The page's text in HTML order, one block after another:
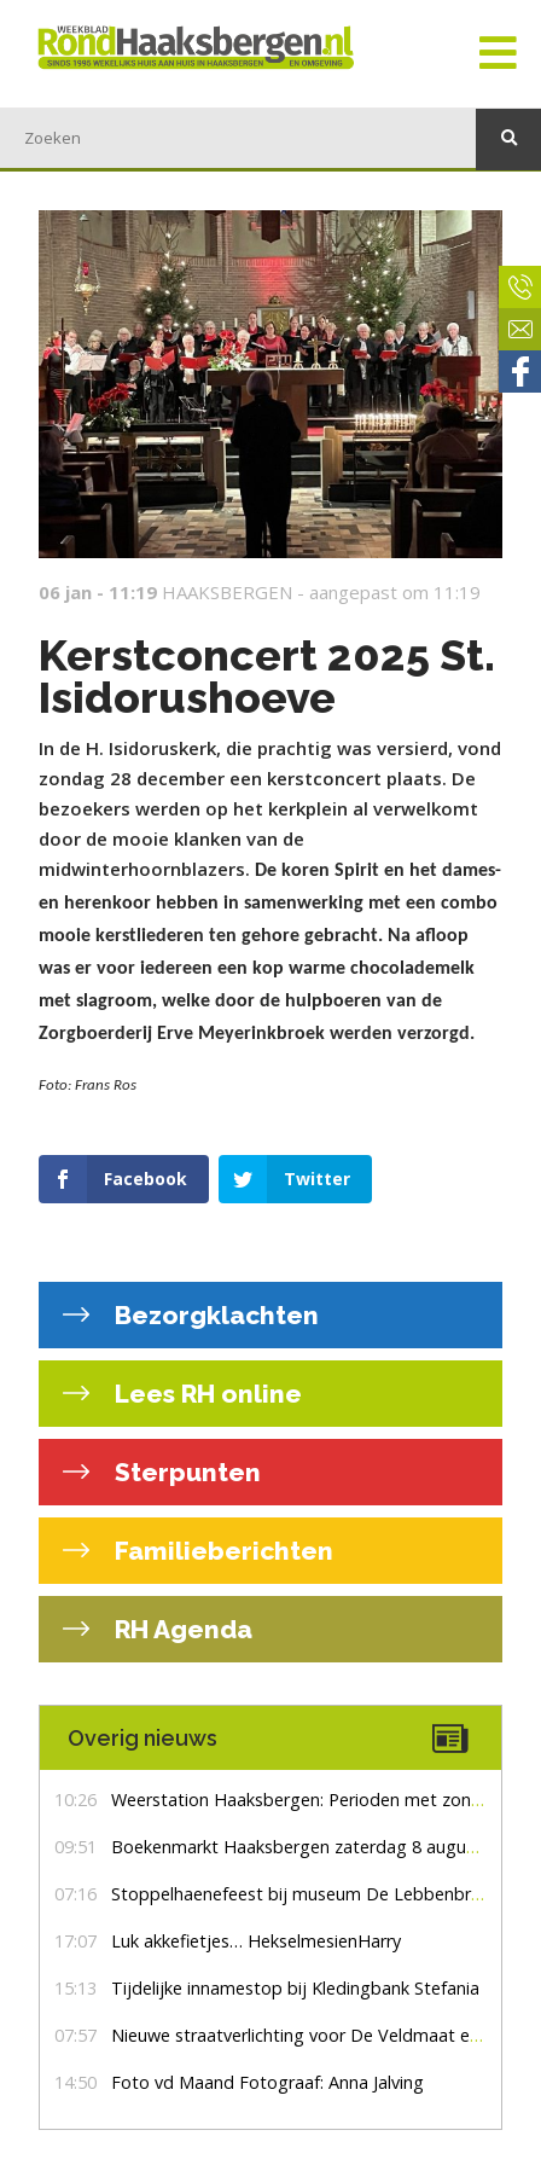
06 jan - 11:19 HAAKSBERGEN - aangepast om 11:19
Kerstconcert 2025 St.
Isidorushoeve
In de H. Isidoruskerk, die prachtig was versierd, vond
zondag 28 december een kerstconcert plaats. De
bezoekers werden op het kerkplein al verwelkomt
door de mooie klanken van de
midwinterhoornblazers. De koren Spirit en het dames-
en herenkoor hebben in samenwerking met een combo
mooie kerstliederen ten gehore gebracht. Na afloop
was er voor iedereen een kop warme chocolademelk
met slagroom, welke door de hulpboeren van de
Zorgboerderij Erve Meyerinkbroek werden verzorgd.
Foto: Frans Ros
Facebook Twitter
Bezorgklachten
Lees RH online
Sterpunten
Familieberichten
RH Agenda
Overig nieuws
10:26 Weerstation Haaksbergen: Perioden met zon en droog
09:51 Boekenmarkt Haaksbergen zaterdag 8 augustus, marktplein Haaksbergen
07:16 Stoppelhaenefeest bij museum De Lebbenbrugge
17:07 Luk akkefietjes… HekselmesienHarry
15:13 Tijdelijke innamestop bij Kledingbank Stefania
07:57 Nieuwe straatverlichting voor De Veldmaat en De Pas
14:50 Foto vd Maand Fotograaf: Anna Jalving